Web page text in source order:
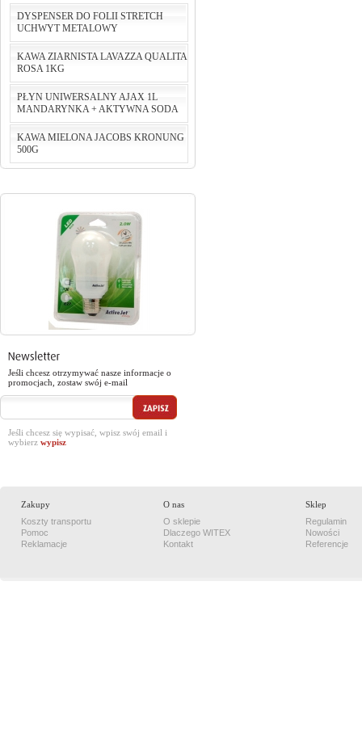
DYSPENSER DO FOLII STRETCH
UCHWYT METALOWY
cena:124,24 PLN
do koszyka
KAWA ZIARNISTA LAVAZZA QUALITA
ROSA 1KG
cena:75,00 PLN
do koszyka
PŁYN UNIWERSALNY AJAX 1L
MANDARYNKA + AKTYWNA SODA
cena:5,46 PLN
KAWA MIELONA JACOBS KRONUNG
500G
do koszyka
Jeśli chcesz otrzymywać nasze informacje o
promocjach, zostaw swój e-mail
Jeśli chcesz się wypisać, wpisz swój email i
wybierz
Zakupy
Koszty transportu
Pomoc
Reklamacje
O nas
O sklepie
Dlaczego WITEX
Kontakt
Sklep
Regulamin
Nowości
Referencje